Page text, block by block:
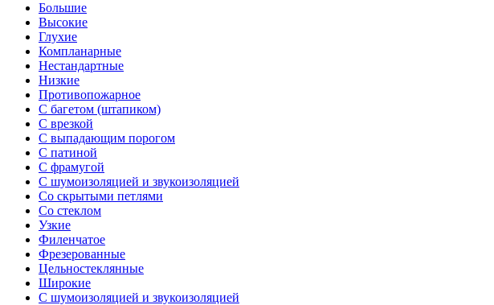
Большие
Высокие
Глухие
Компланарные
Нестандартные
Низкие
Противопожарное
С багетом (штапиком)
С врезкой
С выпадающим порогом
С патиной
С фрамугой
С шумоизоляцией и звукоизоляцией
Со скрытыми петлями
Со стеклом
Узкие
Филенчатое
Фрезерованные
Цельностеклянные
Широкие
С шумоизоляцией и звукоизоляцией